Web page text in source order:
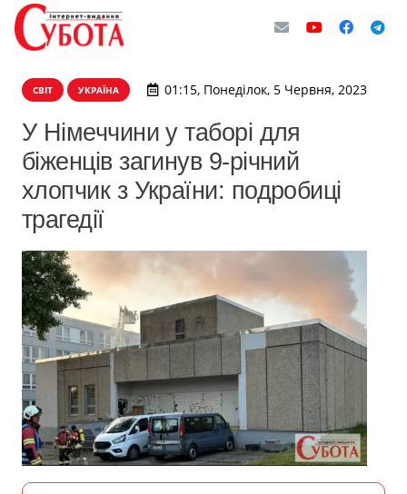
СВІТ УКРАЇНА 01:15, Понеділок, 5 Червня, 2023
У Німеччини у таборі для
біженців загинув 9-річний
хлопчик з України: подробиці
трагедії